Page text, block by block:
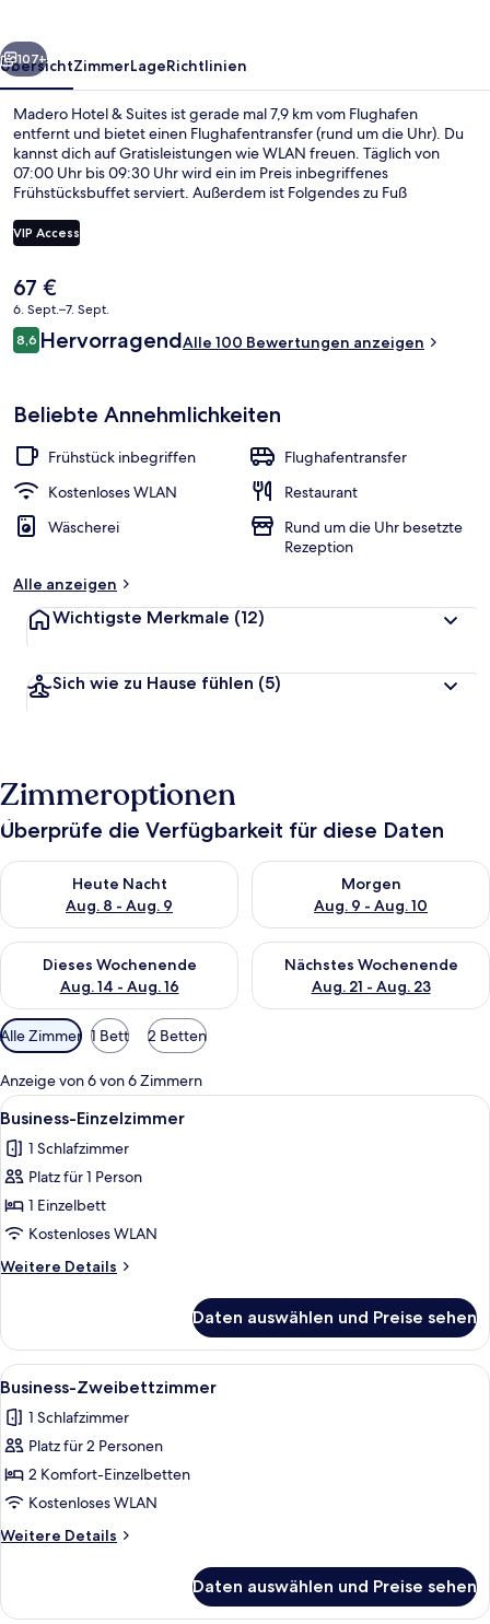
Weiter
107+
ÜbersichtZimmerLageRichtlinien
Madero Hotel & Suites ist gerade mal 7,9 km vom Flughafen
entfernt und bietet einen Flughafentransfer (rund um die Uhr). Du
kannst dich auf Gratisleistungen wie WLAN freuen. Täglich von
07:00 Uhr bis 09:30 Uhr wird ein im Preis inbegriffenes
Frühstücksbuffet serviert. Außerdem ist Folgendes zu Fuß
Murillo. Die öffentlichen Verkehrsmittel sind nur einen kurzen
Fußmarsch entfernt: Zur Seilbahnstation Camacho sind es 6
VIP Access
Der
aktuelle
Preis
beträgt
67 €
6. Sept.–7. Sept.
Bewertungen
8,68,6 von 10.
HervorragendAlle 100 Bewertungen anzeigen
Beliebte Annehmlichkeiten
Frühstück inbegriffen
Flughafentransfer
Kostenloses WLAN
Restaurant
Wäscherei
Rund um die Uhr besetzte
Rezeption
Alle anzeigen
Wichtigste Merkmale (12)
Sich wie zu Hause fühlen (5)
Zimmeroptionen
Überprüfe die Verfügbarkeit für diese Daten
Heute Nacht
Aug. 8 - Aug. 9
Überprüfe die Verfügbarkeit für heute Nacht, Aug. 8 - Aug. 9.
Morgen
Aug. 9 - Aug. 10
Überprüfe die Verfügbarkeit
Dieses Wochenende
Aug. 14 - Aug. 16
Überprüfe die Verfügbarkeit für dieses Wochenende, Aug. 14
Nächstes Wochenende
Aug. 21 - Aug. 23
Überprüfe die Verfügbarkeit
Verfügbare
Filter
für
Zimmer
Alle Zimmer 1 Bett 2 Betten
Anzeige von 6 von 6 Zimmern
Alle
Fotos
für
Business-
Einzelzimmer
anzeigen
Ein Schlafzimmer mit einem Bett,
13
Business-Einzelzimmer
1 Schlafzimmer
Platz für 1 Person
1 Einzelbett
Kostenloses WLAN
Weitere Details
Weitere
Einzelzimmer
Daten auswählen und Preise sehen
Alle
Fotos
für
Business-
Zweibettzimmer
anzeigen
Ein modernes Schlafzimmer mit
9
Business-Zweibettzimmer
1 Schlafzimmer
Platz für 2 Personen
2 Komfort-Einzelbetten
Kostenloses WLAN
Weitere Details
Weitere
Zweibettzimmer
Daten auswählen und Preise sehen